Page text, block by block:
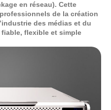
en réseau). Cette
de la création
des médias et du
flexible et simple